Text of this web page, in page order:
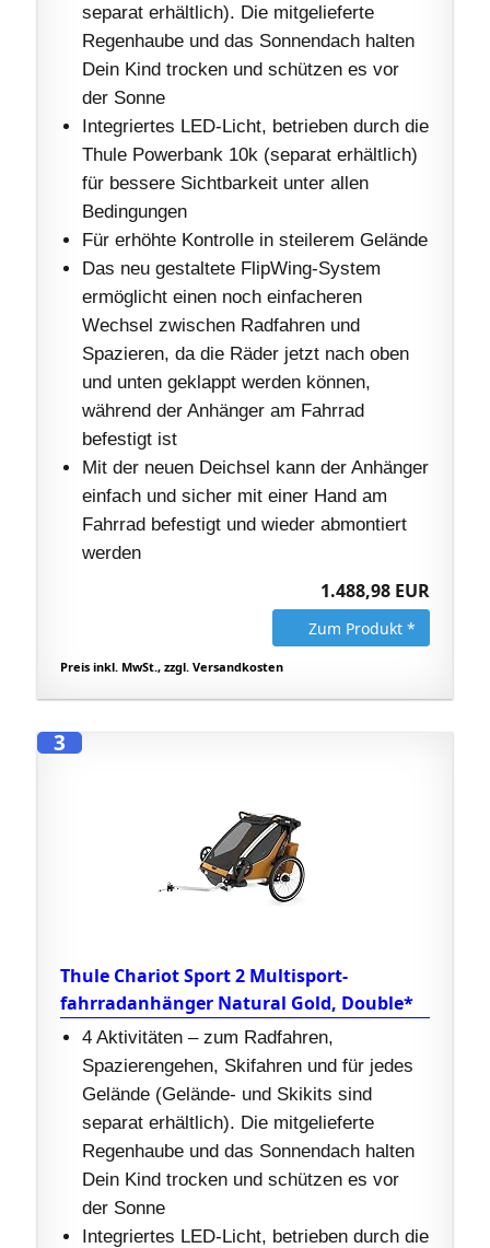
separat erhältlich). Die mitgelieferte
Regenhaube und das Sonnendach halten
Dein Kind trocken und schützen es vor
der Sonne
Integriertes LED-Licht, betrieben durch die
Thule Powerbank 10k (separat erhältlich)
für bessere Sichtbarkeit unter allen
Bedingungen
Für erhöhte Kontrolle in steilerem Gelände
Das neu gestaltete FlipWing-System
ermöglicht einen noch einfacheren
Wechsel zwischen Radfahren und
Spazieren, da die Räder jetzt nach oben
und unten geklappt werden können,
während der Anhänger am Fahrrad
befestigt ist
Mit der neuen Deichsel kann der Anhänger
einfach und sicher mit einer Hand am
Fahrrad befestigt und wieder abmontiert
werden
1.488,98 EUR
Zum Produkt *
Preis inkl. MwSt., zzgl. Versandkosten
3
Thule Chariot Sport 2 Multisport-
fahrradanhänger Natural Gold, Double*
4 Aktivitäten – zum Radfahren,
Spazierengehen, Skifahren und für jedes
Gelände (Gelände- und Skikits sind
separat erhältlich). Die mitgelieferte
Regenhaube und das Sonnendach halten
Dein Kind trocken und schützen es vor
der Sonne
Integriertes LED-Licht, betrieben durch die